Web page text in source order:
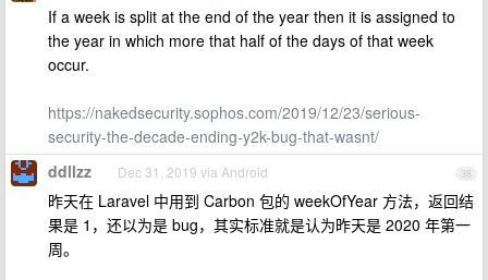
If a week is split at the end of the year then it is assigned to
the year in which more that half of the days of that week
occur.
https://nakedsecurity.sophos.com/2019/12/23/serious-
security-the-decade-ending-y2k-bug-that-wasnt/
38
ddllzz Dec 31, 2019 via Android
昨天在 Laravel 中用到 Carbon 包的 weekOfYear 方法，返回结
果是 1，还以为是 bug，其实标准就是认为昨天是 2020 年第一
周。